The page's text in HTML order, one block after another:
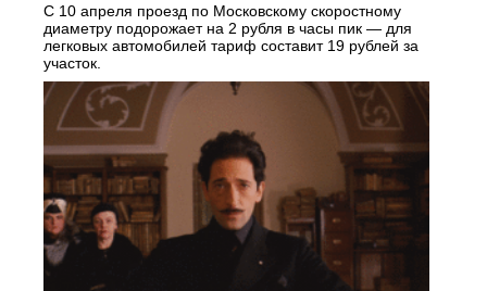
С 10 апреля проезд по Московскому скоростному
диаметру подорожает на 2 рубля в часы пик — для
легковых автомобилей тариф составит 19 рублей за
участок.